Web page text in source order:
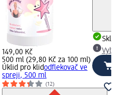
149,00 Kč
500 ml (29,80 Kč za 100 ml)
Úklid pro klidodflekovač ve
spreji, 500 ml
(12)